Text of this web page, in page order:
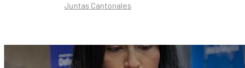
Juntas Cantonales